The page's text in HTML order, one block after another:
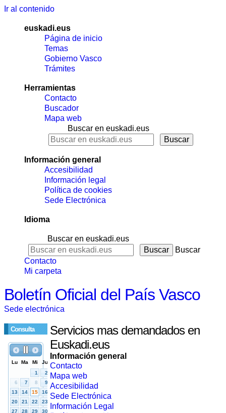
Ir al contenido
euskadi.eus
Página de inicio
Temas
Gobierno Vasco
Trámites
Herramientas
Contacto
Buscador
Mapa web
Buscar en euskadi.eus
Información general
Accesibilidad
Información legal
Política de cookies
Sede Electrónica
Idioma
Buscar en euskadi.eus
Buscar
Contacto
Mi carpeta
Boletín Oficial del País Vasco
Sede electrónica
Consulta
Servicios mas demandados en
Euskadi.eus
Información general
Contacto
Mapa web
Accesibilidad
Sede Electrónica
Información Legal